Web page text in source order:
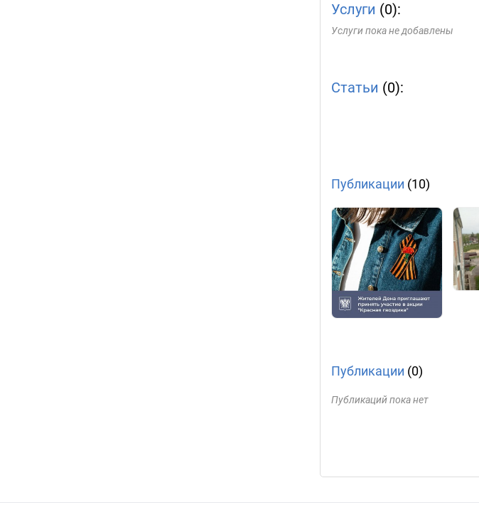
Услуги (0):
Услуги пока не добавлены
Статьи (0):
Публикации (10)
Публикации (0)
Публикаций пока нет